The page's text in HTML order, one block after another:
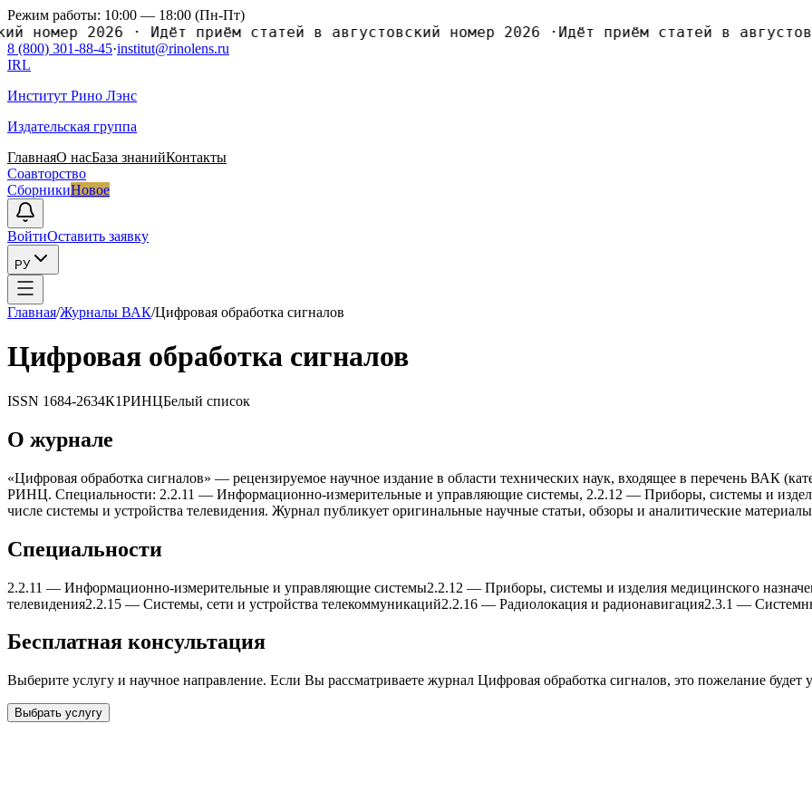
Режим работы: 10:00 — 18:00 (Пн-Пт)
номер 2026· Идёт приём статей в августовский номер 2026·Идёт приём статей в
8 (800) 301-88-45·institut@rinolens.ru
IRL
Институт Рино Лэнс
Издательская группа
ГлавнаяО насБаза знанийКонтакты
Соавторство
СборникиНовое
ВойтиОставить заявку
РУ
Главная/Журналы ВАК/Цифровая обработка сигналов
Цифровая обработка сигналов
ISSN 1684-2634К1РИНЦБелый список
О журнале
«Цифровая обработка сигналов» — рецензируемое научное издание в области технических наук, входящее в перечень ВАК
РИНЦ. Специальности: 2.2.11 — Информационно-измерительные и управляющие системы, 2.2.12 — Приборы, системы и
числе системы и устройства телевидения. Журнал публикует оригинальные научные статьи, обзоры и аналитические
Специальности
2.2.11 — Информационно-измерительные и управляющие системы2.2.12 — Приборы, системы и изделия медицинского
телевидения2.2.15 — Системы, сети и устройства телекоммуникаций2.2.16 — Радиолокация и радионавигация2.3.1 —
Бесплатная консультация
Выберите услугу и научное направление. Если Вы рассматриваете журнал Цифровая обработка сигналов, это пожелание будет
Выбрать услугу